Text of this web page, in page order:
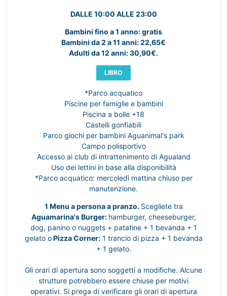
DALLE 10:00 ALLE 23:00
Bambini fino a 1 anno: gratis
Bambini da 2 a 11 anni: 22,65€
Adulti da 12 anni: 30,90€.
LIBRO
*Parco acquatico
Piscine per famiglie e bambini
Piscina a bolle +18
Castelli gonfiabili
Parco giochi per bambini Aguanimal's park
Campo polisportivo
Accesso ai club di intrattenimento di Agualand
Uso dei lettini in base alla disponibilità
*Parco acquatico: mercoledì mattina chiuso per
manutenzione.
1 Menu a persona a pranzo. Scegliete tra
Aguamarina's Burger: hamburger, cheeseburger,
dog, panino o nuggets + patatine + 1 bevanda + 1
gelato oPizza Corner:1 trancio di pizza + 1 bevanda
+ 1 gelato.
Gli orari di apertura sono soggetti a modifiche. Alcune
strutture potrebbero essere chiuse per motivi
operativi. Si prega di verificare gli orari di apertura